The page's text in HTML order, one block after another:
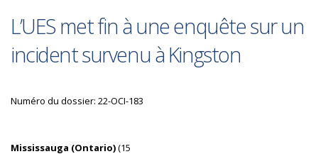
L’UES met fin à une enquête sur un
incident survenu à Kingston
Numéro du dossier: 22-OCI-183
Mississauga (Ontario)(15